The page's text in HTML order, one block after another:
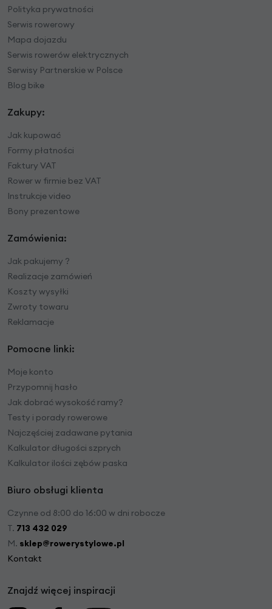
Polityka prywatności
Serwis rowerowy
Mapa dojazdu
Serwis rowerów elektrycznych
Serwisy Partnerskie w Polsce
Blog bike
Zakupy:
Jak kupować
Formy płatności
Faktury VAT
Rower w firmie bez VAT
Instrukcje video
Bony prezentowe
Zamówienia:
Jak pakujemy ?
Realizacje zamówień
Koszty wysyłki
Zwroty towaru
Reklamacje
Pomocne linki:
Moje konto
Przypomnij hasło
Jak dobrać wysokość ramy?
Testy i porady rowerowe
Najczęściej zadawane pytania
Kalkulator długości szprych
Kalkulator ilości zębów paska
Biuro obsługi klienta
Czynne od 8:00 do 16:00 w dni robocze
T. 713 432 029
M. sklep@rowerystylowe.pl
Kontakt
Znajdź więcej inspiracji